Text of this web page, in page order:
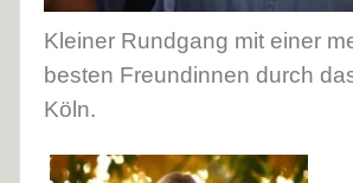
Kleiner Rundgang mit einer
besten Freundinnen durch
Köln.